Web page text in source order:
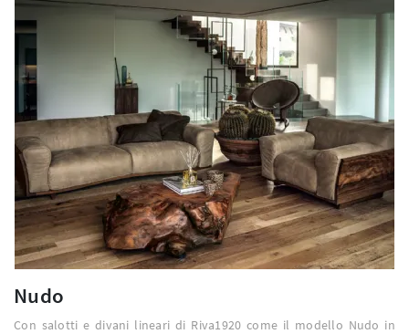
Nudo
Con salotti e divani lineari di Riva1920 come il modello Nudo in